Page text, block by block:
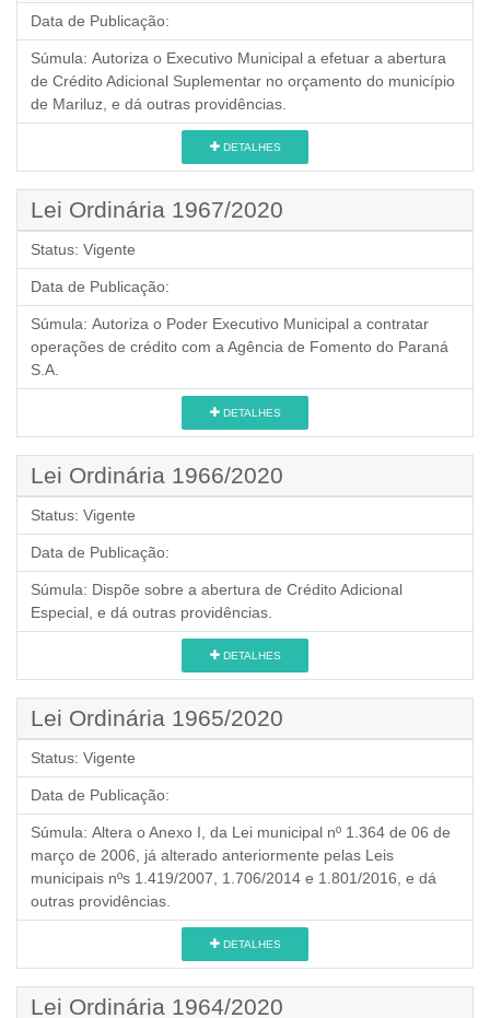
Data de Publicação:
Súmula: Autoriza o Executivo Municipal a efetuar a abertura
de Crédito Adicional Suplementar no orçamento do município
de Mariluz, e dá outras providências.
DETALHES
Lei Ordinária 1967/2020
Status: Vigente
Data de Publicação:
Súmula: Autoriza o Poder Executivo Municipal a contratar
operações de crédito com a Agência de Fomento do Paraná
S.A.
DETALHES
Lei Ordinária 1966/2020
Status: Vigente
Data de Publicação:
Súmula: Dispõe sobre a abertura de Crédito Adicional
Especial, e dá outras providências.
DETALHES
Lei Ordinária 1965/2020
Status: Vigente
Data de Publicação:
Súmula: Altera o Anexo I, da Lei municipal nº 1.364 de 06 de
março de 2006, já alterado anteriormente pelas Leis
municipais nºs 1.419/2007, 1.706/2014 e 1.801/2016, e dá
outras providências.
DETALHES
Lei Ordinária 1964/2020